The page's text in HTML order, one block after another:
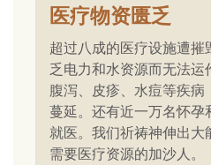
医疗物资匮乏
超过八成的医疗设施遭
乏电力和水资源而无法运
腹泻、皮疹、水痘等疾
蔓延。还有近一万名怀
就医。我们祈祷神伸出大
需要医疗资源的加沙人。